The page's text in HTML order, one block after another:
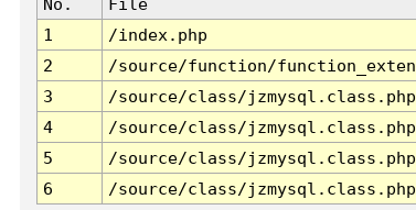
No. File
1
/index.php
2
/source/function/
3
/source/class/jzmysql.class.php
4
/source/class/jzmysql.class.php
5
/source/class/jzmysql.class.php
6
/source/class/jzmysql.class.php